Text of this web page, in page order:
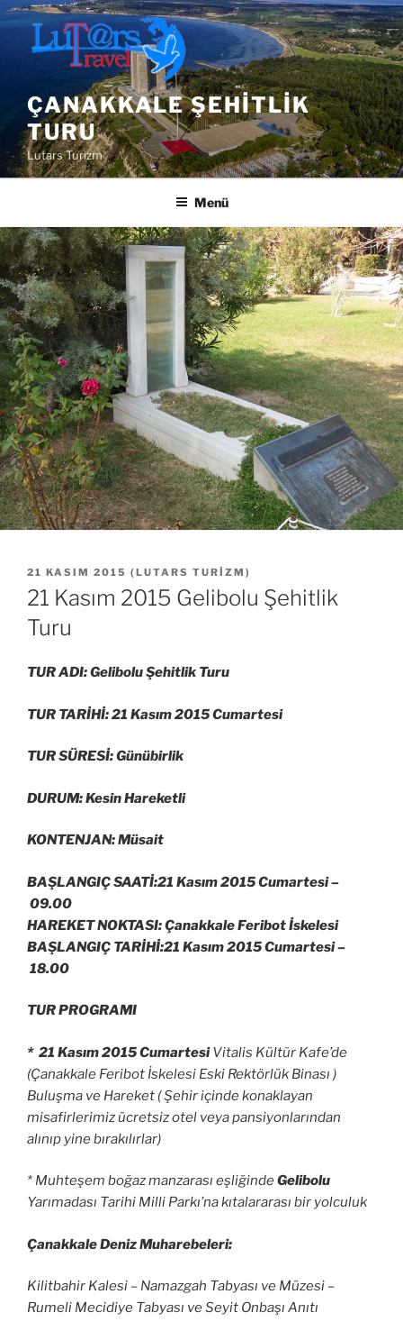
İçeriğe
geç
ÇANAKKALE ŞEHITLIK
TURU
Lutars Turizm
Menü
YAYIM
TARIHI
21 KASIM 2015 ( LUTARS TURIZM )
21 Kasım 2015 Gelibolu Şehitlik
Turu
TUR ADI: Gelibolu Şehitlik Turu
TUR TARİHİ: 21 Kasım 2015 Cumartesi
TUR SÜRESİ: Günübirlik
DURUM: Kesin Hareketli
KONTENJAN: Müsait
BAŞLANGIÇ SAATİ:21 Kasım 2015 Cumartesi –
09.00
HAREKET NOKTASI: Çanakkale Feribot İskelesi
BAŞLANGIÇ TARİHİ:21 Kasım 2015 Cumartesi –
18.00
TUR PROGRAMI
* 21 Kasım 2015 CumartesiVitalis Kültür Kafe’de
(Çanakkale Feribot İskelesi Eski Rektörlük Binası )
Buluşma ve Hareket ( Şehir içinde konaklayan
misafirlerimiz ücretsiz otel veya pansiyonlarından
alınıp yine bırakılırlar)
* Muhteşem boğaz manzarası eşliğindeGelibolu
Yarımadası Tarihi Milli Parkı’na kıtalararası bir yolculuk
Çanakkale Deniz Muharebeleri:
Kilitbahir Kalesi – Namazgah Tabyası ve Müzesi –
Rumeli Mecidiye Tabyası ve Seyit Onbaşı Anıtı